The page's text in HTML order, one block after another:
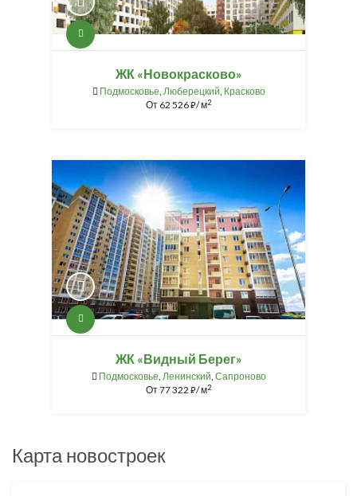
ЖК «Новокрасково»
Подмосковье, Люберецкий, Красково
От 62 526⃏/ м2
ЖК «Видный Берег»
Подмосковье, Ленинский, Сапроново
От77 322 ⃏/ м2
Карта новостроек